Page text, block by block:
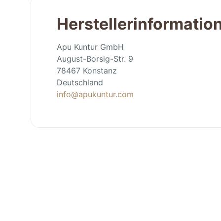
Apu Kuntur GmbH
August-Borsig-Str. 9
78467 Konstanz
Deutschland
info@apukuntur.com